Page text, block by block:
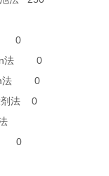
法 0
法 0
法 0